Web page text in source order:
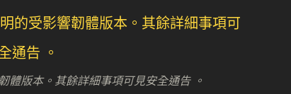
體版本。其餘詳細事項可見安全通告 。